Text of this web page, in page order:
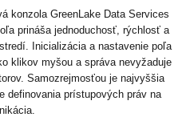
konzola GreenLake Data Services
prináša jednoduchosť, rýchlosť a
Inicializácia a nastavenie poľa
klikov myšou a správa nevyžaduje
Samozrejmosťou je najvyššia
definovania prístupových práv na